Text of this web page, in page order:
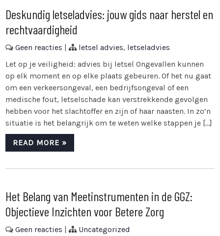
Deskundig letseladvies: jouw gids naar herstel en
rechtvaardigheid
Geen reacties | letsel advies, letseladvies
Let op je veiligheid: advies bij letsel Ongevallen kunnen
op elk moment en op elke plaats gebeuren. Of het nu gaat
om een verkeersongeval, een bedrijfsongeval of een
medische fout, letselschade kan verstrekkende gevolgen
hebben voor het slachtoffer en zijn of haar naasten. In zo’n
situatie is het belangrijk om te weten welke stappen je […]
READ MORE »
Het Belang van Meetinstrumenten in de GGZ:
Objectieve Inzichten voor Betere Zorg
Geen reacties | Uncategorized